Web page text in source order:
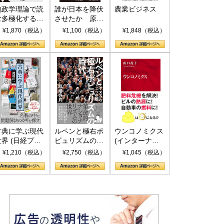
政学理論で読
多極化する世
トランプと
¥1,870（税込）
誰が日本を降伏
させたか 原爆
投下、ソ連参
(PHP新書)
¥1,100（税込）
農業ビジネス
¥1,848（税込）
典に学ぶ現代
界 (日経プレ
アシリーズ)
¥1,210（税込）
ルペンと極右ポ
ピュリズムの時
代：〈ヤヌス〉
¥2,750（税込）
ウンコノミクス
(インターナシ
ョナル新書)
¥1,045（税込）